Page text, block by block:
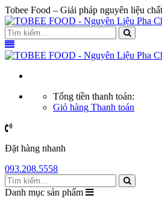
Tobee Food – Giải pháp nguyên liệu
Tổng tiền thanh toán:
Giỏ hàng Thanh toán
Đặt hàng nhanh
093.208.5558
Danh mục sản phẩm